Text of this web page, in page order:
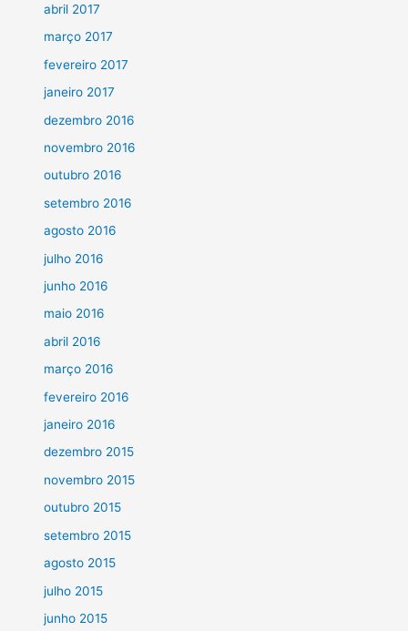
abril 2017
março 2017
fevereiro 2017
janeiro 2017
dezembro 2016
novembro 2016
outubro 2016
setembro 2016
agosto 2016
julho 2016
junho 2016
maio 2016
abril 2016
março 2016
fevereiro 2016
janeiro 2016
dezembro 2015
novembro 2015
outubro 2015
setembro 2015
agosto 2015
julho 2015
junho 2015